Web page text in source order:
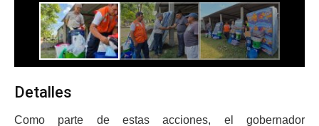
Detalles
Como parte de estas acciones, el gobernador